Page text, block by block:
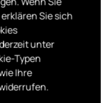
erklären Sie sich
unter
Typen
Ihre